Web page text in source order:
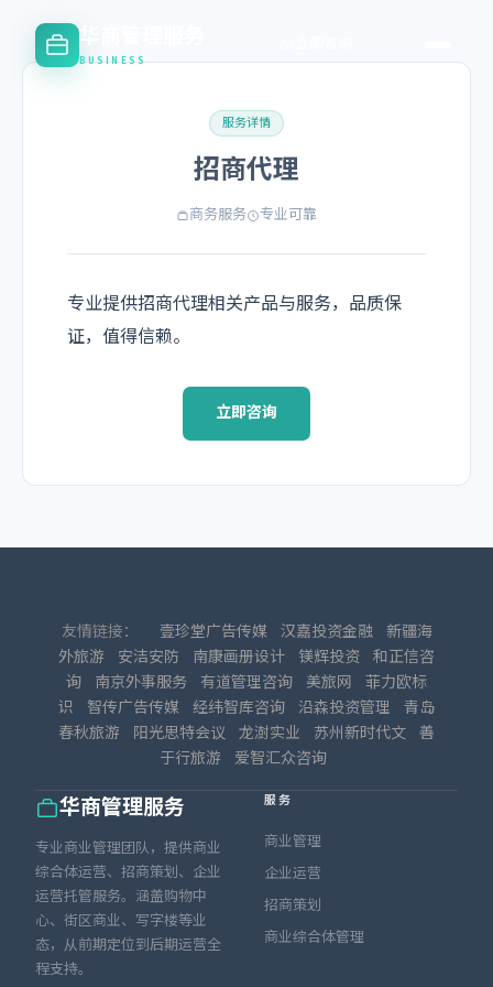
华商管理服务
BUSINESS
服务详情
招商代理
商务服务 专业可靠
专业提供招商代理相关产品与服务，品质保
证，值得信赖。
立即咨询
友情链接： 壹珍堂广告传媒 汉嘉投资金融
新疆海
外旅游
安洁安防 南康画册设计 镁辉投资 和正信咨
询
南京外事服务 有道管理咨询 美旅网
菲力欧标
识
智传广告传媒 经纬智库咨询 沿森投资管理
青岛
春秋旅游
阳光思特会议 龙澍实业 苏州新时代文 善
于行旅游
爱智汇众咨询
华商管理服务
专业商业管理团队，提供商业
综合体运营、招商策划、企业
运营托管服务。涵盖购物中
心、街区商业、写字楼等业
态，从前期定位到后期运营全
程支持。
服务
商业管理
企业运营
招商策划
商业综合体管理